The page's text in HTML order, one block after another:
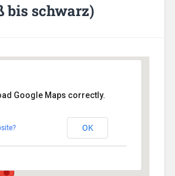
bis schwarz)
Google Maps correctly.
OK